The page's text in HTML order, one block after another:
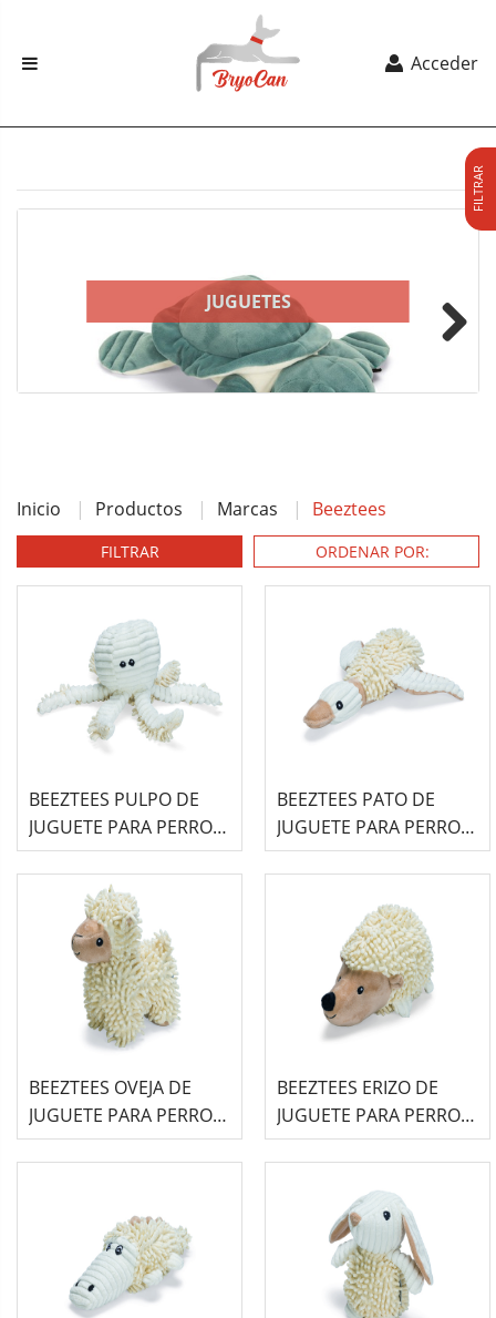
Acceder
JUGUETES
Inicio Productos Marcas Beeztees
FILTRAR
FILTRAR
BEEZTEES PULPO DE
JUGUETE PARA PERRO
ECOLÓGICO - OKKI
BEEZTEES PATO DE
JUGUETE PARA PERRO
ECOLÓGICO - JAGO
BEEZTEES OVEJA DE
JUGUETE PARA PERRO
ECOLÓGICO - JOVI
BEEZTEES ERIZO DE
JUGUETE PARA PERRO
ECOLÓGICO - ITTIE